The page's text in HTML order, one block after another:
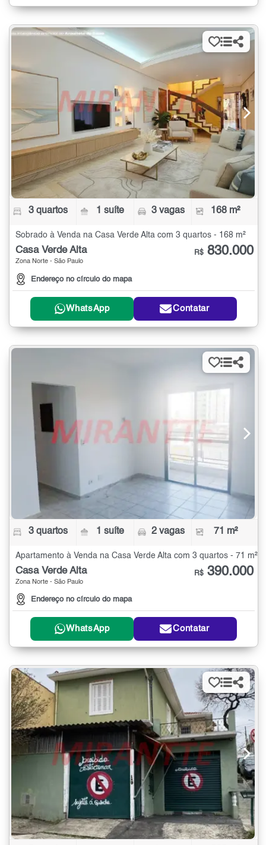
3 quartos 1 suíte 3 vagas 168 m²
Sobrado à Venda na Casa Verde Alta com 3 quartos - 168 m²
Casa Verde Alta
Zona Norte - São Paulo
Endereço no círculo do mapa
R$ 830.000
WhatsApp Contatar
3 quartos 1 suíte 2 vagas 71 m²
Apartamento à Venda na Casa Verde Alta com 3 quartos - 71 m²
Casa Verde Alta
Zona Norte - São Paulo
Endereço no círculo do mapa
R$ 390.000
WhatsApp Contatar